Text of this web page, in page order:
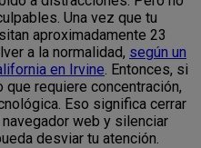
Una vez que tu
aproximadamente 23
a la normalidad, según un
en Irvine . Entonces, si
requiere concentración,
Eso significa cerrar
web y silenciar
desviar tu atención.